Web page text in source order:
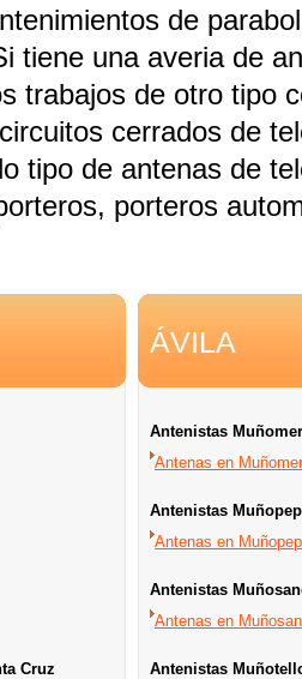
de
tiene una averia de
trabajos de otro tipo
cerrados de
tipo de antenas de
porteros
Cruz
ÁVILA
Antenistas
Antenas en
Antenistas
Antenas en
Antenistas
Antenas en
Antenistas